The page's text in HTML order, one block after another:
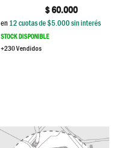
$60.000
en12cuotas de $5.000sin interés
STOCK DISPONIBLE
+230 Vendidos